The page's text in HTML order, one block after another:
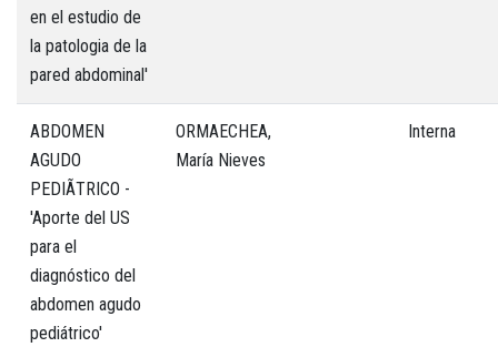
en el estudio de
la patologia de la
pared abdominal'
ABDOMEN
AGUDO
PEDIÃTRICO -
'Aporte del US
para el
diagnóstico del
abdomen agudo
pediátrico'
ORMAECHEA,
María Nieves
Interna